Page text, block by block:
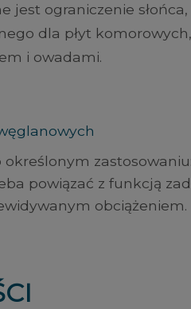
jest ograniczenie słońca,
dla płyt komorowych,
i owadami.
powiązać z funkcją
obciążeniem.